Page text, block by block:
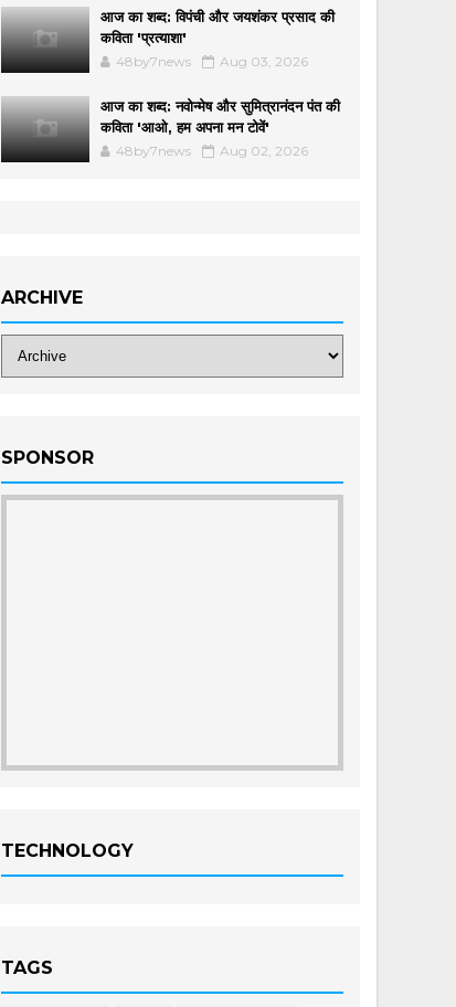
आज का शब्द: विपंची और जयशंकर प्रसाद की
कविता 'प्रत्याशा'
48by7news Aug 03, 2026
आज का शब्द: नवोन्मेष और सुमित्रानंदन पंत की
कविता 'आओ, हम अपना मन टोवें'
48by7news Aug 02, 2026
ARCHIVE
SPONSOR
TECHNOLOGY
TAGS